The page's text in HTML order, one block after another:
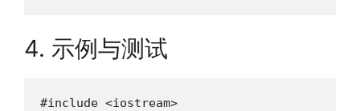
4. 示例与测试
#include <iostream>